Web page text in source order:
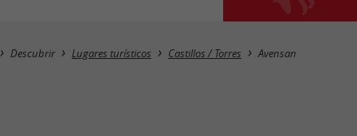
Masquer la carte
Descubrir Lugares turísticos Castillos / Torres Avensan